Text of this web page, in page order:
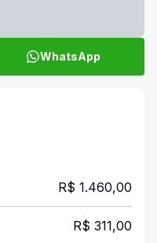
WhatsApp
R$ 1.460,00
R$ 311,00